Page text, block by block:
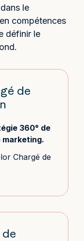
le
compétences
définir le
de
360° de
marketing.
Chargé de
de